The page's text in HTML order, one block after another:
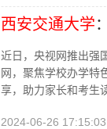
西安交通大学
近日，央视网推出强
网，聚焦学校办学特
享，助力家长和考生
2024-06-26 17:15:03